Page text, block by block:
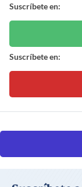
Suscríbete en:
Suscríbete en: